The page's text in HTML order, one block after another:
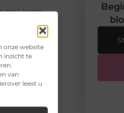
onze website
inzicht te
van
leest u
snel: neem